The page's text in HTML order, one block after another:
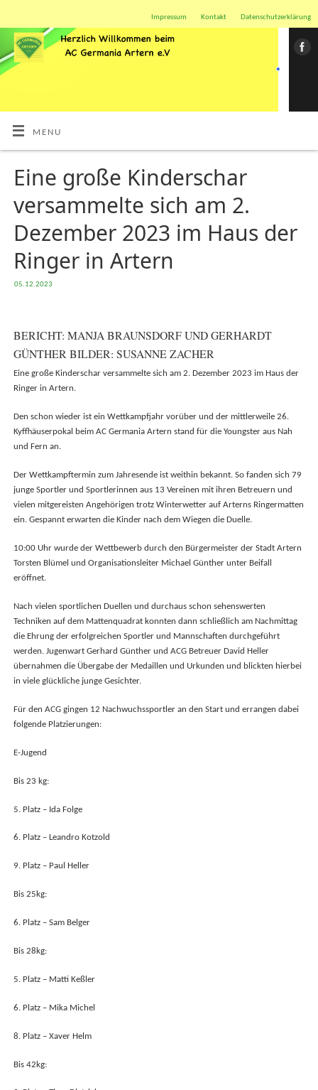
Impressum Kontakt Datenschutzerklärung
MENU
Eine große Kinderschar
versammelte sich am 2.
Dezember 2023 im Haus der
Ringer in Artern
05.12.2023
BERICHT: MANJA BRAUNSDORF UND GERHARDT
GÜNTHER BILDER: SUSANNE ZACHER
Eine große Kinderschar versammelte sich am 2. Dezember 2023 im Haus der
Ringer in Artern.
Den schon wieder ist ein Wettkampfjahr vorüber und der mittlerweile 26.
Kyffhäuserpokal beim AC Germania Artern stand für die Youngster aus Nah
und Fern an.
Der Wettkampftermin zum Jahresende ist weithin bekannt. So fanden sich 79
junge Sportler und Sportlerinnen aus 13 Vereinen mit ihren Betreuern und
vielen mitgereisten Angehörigen trotz Winterwetter auf Arterns Ringermatten
ein. Gespannt erwarten die Kinder nach dem Wiegen die Duelle.
10:00 Uhrwurde der Wettbewerb durch den Bürgermeister der Stadt Artern
Torsten Blümel und Organisationsleiter Michael Günther unter Beifall
eröffnet.
Nach vielen sportlichen Duellen und durchaus schon sehenswerten
Techniken auf dem Mattenquadrat konnten dann schließlich am Nachmittag
die Ehrung der erfolgreichen Sportler und Mannschaften durchgeführt
werden. Jugenwart Gerhard Günther und ACG Betreuer David Heller
übernahmen die Übergabe der Medaillen und Urkunden und blickten hierbei
in viele glückliche junge Gesichter.
Für den ACG gingen 12 Nachwuchssportler an den Start und errangen dabei
folgende Platzierungen:
E-Jugend
Bis 23 kg:
5. Platz – Ida Folge
6. Platz – Leandro Kotzold
9. Platz – Paul Heller
Bis 25kg:
6. Platz – Sam Belger
Bis 28kg:
5. Platz – Matti Keßler
6. Platz – Mika Michel
8. Platz – Xaver Helm
Bis 42kg: